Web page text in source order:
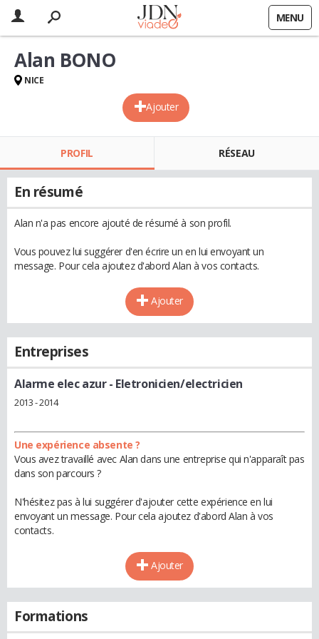
MENU
Ajouter
Alan BONO
NICE
PROFIL RÉSEAU
En résumé
Alan n'a pas encore ajouté de résumé à son profil.
Vous pouvez lui suggérer d'en écrire un en lui envoyant un
message. Pour cela ajoutez d'abord Alan à vos contacts.
Ajouter
Entreprises
Alarme elec azur- Eletronicien/electricien
2013 - 2014
Une expérience absente ?
Vous avez travaillé avec Alan dans une entreprise qui n'apparaît pas
dans son parcours ?
N'hésitez pas à lui suggérer d'ajouter cette expérience en lui
envoyant un message. Pour cela ajoutez d'abord Alan à vos
contacts.
Ajouter
Formations